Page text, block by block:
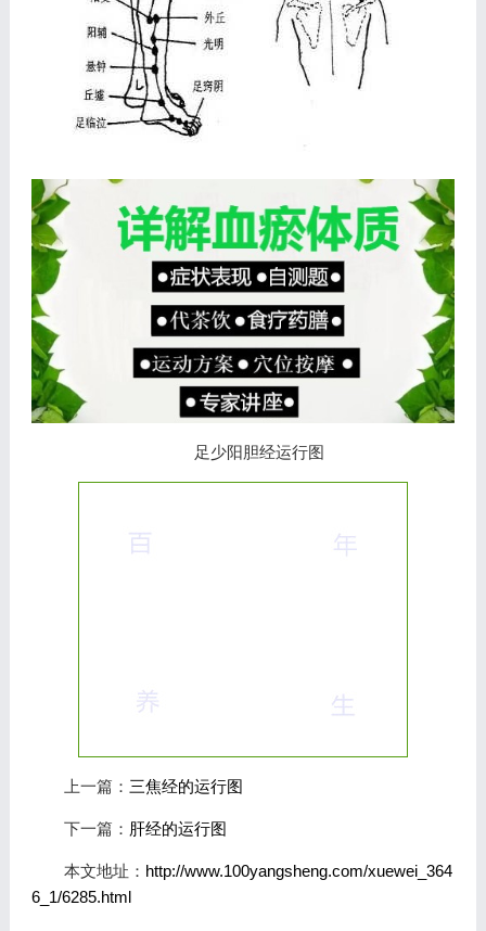
足少阳胆经运行图
上一篇： 三焦经的运行图
下一篇： 肝经的运行图
本文地址： http://www.100yangsheng.com/xuewei_364
6_1/6285.html